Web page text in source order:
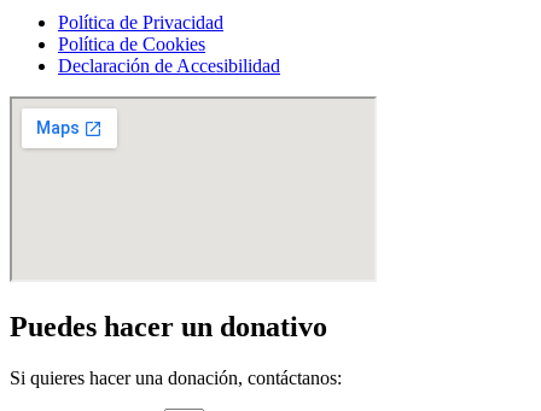
Política de Privacidad
Política de Cookies
Declaración de Accesibilidad
Puedes hacer un donativo
Si quieres hacer una donación, contáctanos: